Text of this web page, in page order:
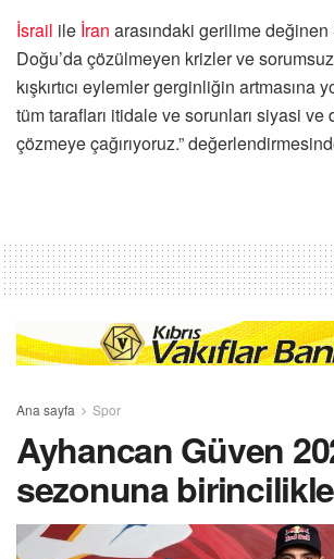
İsrail ile İran arasındaki gerilime değinen
Doğu’da çözülmeyen krizler ve
kışkırtıcı eylemler gerginliğin artmasına
tüm tarafları itidale ve sorunları siyasi
çözmeye çağırıyoruz.”
Ana sayfa Spor
Ayhancan Güven
sezonuna